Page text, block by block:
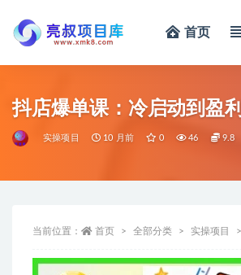
首页
抖店爆单课：冷启动到盈
实操项目 10 月前 0 46 9.8
当前位置： 首页 全部分类 实操项目